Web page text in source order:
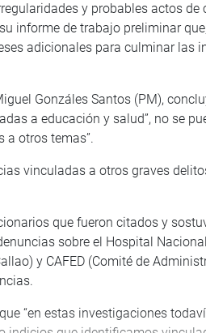
y probables actos de
informe de trabajo preliminar
adicionales para culminar las
Gonzáles Santos (PM),
a educación y salud”, no se
a otros temas”.
vinculadas a otros graves
que fueron citados y
sobre el Hospital
y CAFED (Comité de
“en estas investigaciones